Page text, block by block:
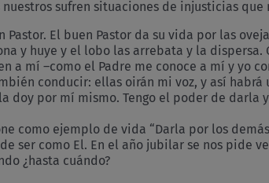
sufren situaciones de injusticias que
Pastor. El buen Pastor da su vida por las
y huye y el lobo las arrebata y la dispersa.
a mí –como el Padre me conoce a mí y yo
conducir: ellas oirán mi voz, y así habrá
por mí mismo. Tengo el poder de
como ejemplo de vida “Darla por los
ser como El. En el año jubilar se nos pide
¿hasta cuándo?